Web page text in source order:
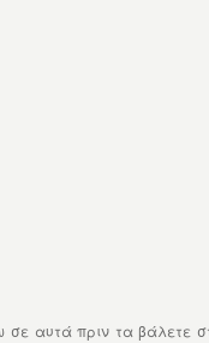
αυτά πριν τα βάλετε